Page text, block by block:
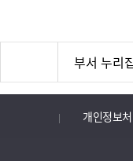
부서 누리
개인정보